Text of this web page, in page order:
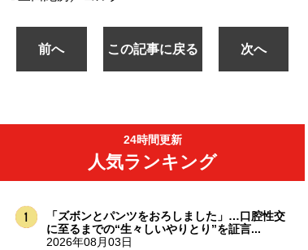
前へ この記事に戻る 次へ
24時間更新
人気ランキング
「ズボンとパンツをおろしました」…口腔性交
に至るまでの“生々しいやりとり”を証言...
2026年08月03日